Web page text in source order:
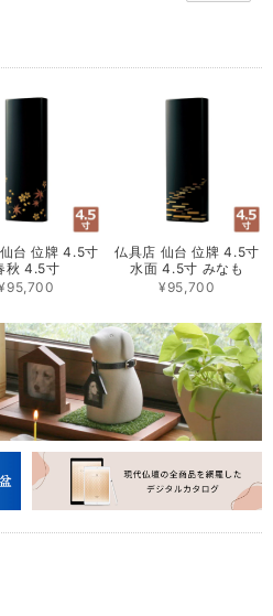
台 位牌 4.5寸
秋 4.5寸
仏具店 仙台 位牌 4.5寸
水面 4.5寸 みなも
¥95,700